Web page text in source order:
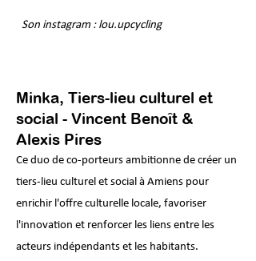
Son instagram : lou.upcycling
Minka, Tiers-lieu culturel et
social - Vincent Benoît &
Alexis Pires
Ce duo de co-porteurs ambitionne de créer un
tiers-lieu culturel et social à Amiens pour
enrichir l'offre culturelle locale, favoriser
l'innovation et renforcer les liens entre les
acteurs indépendants et les habitants.